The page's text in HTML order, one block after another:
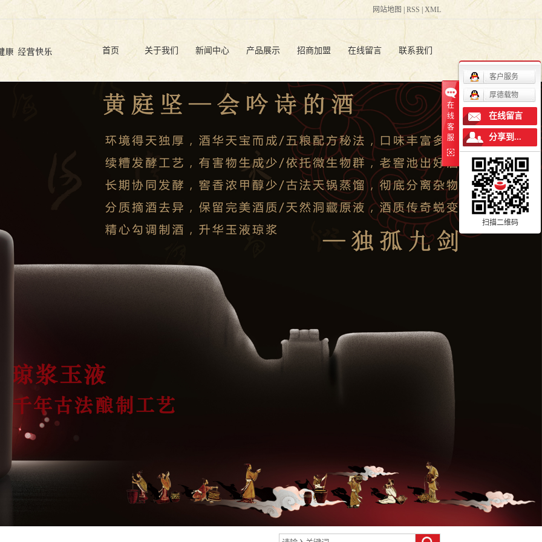
网站地图 RSS XML
首页 关于我们
公司简介
企业文化
企业荣誉
基地展示
营销网络
营业执照
新闻中心
公司动态
行业信息
白酒文化
产品展示
原酒批发
品牌白酒
定制白酒
招商加盟 在线留言 联系我们
人才招聘
联系方式
留言板
在
线
客
服
客户服务
厚德载物
在线留言
分享到...
扫描二维码